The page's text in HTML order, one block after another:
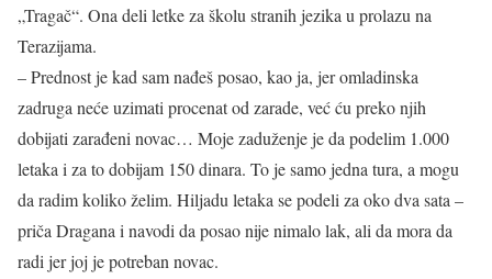
„Tragač“. Ona deli letke za školu stranih jezika u prolazu na
Terazijama.
– Prednost je kad sam nađeš posao, kao ja, jer omladinska
zadruga neće uzimati procenat od zarade, već ću preko njih
dobijati zarađeni novac… Moje zaduženje je da podelim 1.000
letaka i za to dobijam 150 dinara. To je samo jedna tura, a mogu
da radim koliko želim. Hiljadu letaka se podeli za oko dva sata –
priča Dragana i navodi da posao nije nimalo lak, ali da mora da
radi jer joj je potreban novac.